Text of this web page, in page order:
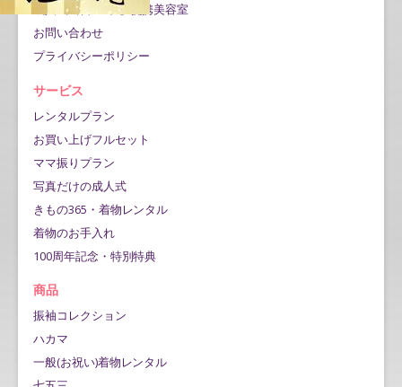
成人式当日の対応/提携美容室
お問い合わせ
プライバシーポリシー
サービス
レンタルプラン
お買い上げフルセット
ママ振りプラン
写真だけの成人式
きもの365・着物レンタル
着物のお手入れ
100周年記念・特別特典
商品
振袖コレクション
ハカマ
一般(お祝い)着物レンタル